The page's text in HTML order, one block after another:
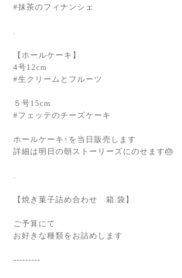
#抹茶のフィナンシェ
【ホールケーキ】
4号12cm
#生クリームとフルーツ
５号15cm
#フェッテのチーズケーキ
ホールケーキ↑を当日販売します
詳細は明日の朝ストーリーズにのせます🎂
【焼き菓子詰め合わせ 箱.袋】
ご予算にて
お好きな種類をお詰めします
---------